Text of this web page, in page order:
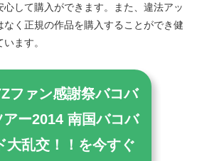
心して購入ができます。また、違法アッ
なく正規の作品を購入することができ健
ます。
ファン感謝祭バコバ
アー2014 南国バコバ
大乱交！！を今すぐ